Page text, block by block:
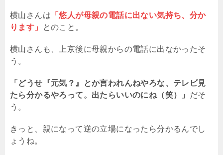
横山さんは 「悠人が母親の電話に出ない気持ち、分か
ります」
とのこと。
横山さんも、上京後に母親からの電話に出なかったそ
う。
「どうせ『元気？』とか言われんねやろな、テレビ見
たら分かるやろって。出たらいいのにね（笑）」 だそ
う。
きっと、親になって逆の立場になったら分かるんでし
ょうね。